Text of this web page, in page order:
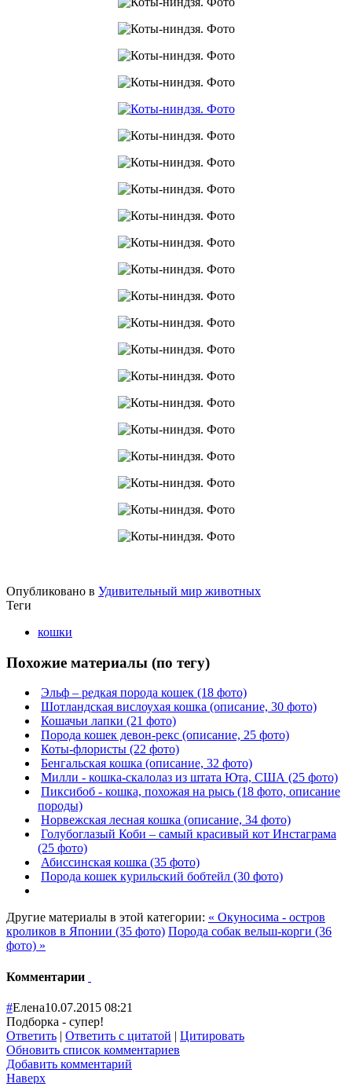
Опубликовано в Удивительный мир животных
Теги
кошки
Похожие материалы (по тегу)
Эльф – редкая порода кошек (18 фото)
Шотландская вислоухая кошка (описание, 30 фото)
Кошачьи лапки (21 фото)
Порода кошек девон-рекс (описание, 25 фото)
Коты-флористы (22 фото)
Бенгальская кошка (описание, 32 фото)
Милли - кошка-скалолаз из штата Юта, США (25 фото)
Пиксибоб - кошка, похожая на рысь (18 фото, описание
породы)
Норвежская лесная кошка (описание, 34 фото)
Голубоглазый Коби – самый красивый кот Инстаграма
(25 фото)
Абиссинская кошка (35 фото)
Порода кошек курильский бобтейл (30 фото)
Другие материалы в этой категории: « Окуносима - остров
кроликов в Японии (35 фото) Порода собак вельш-корги (36
фото) »
Комментарии
#Елена10.07.2015 08:21
Подборка - супер!
Ответить | Ответить с цитатой | Цитировать
Обновить список комментариев
Добавить комментарий
Наверх